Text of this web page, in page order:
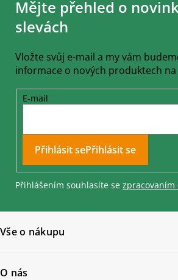
Mějte přehled o
slevách
Vložte svůj e-mail a my vám
informace o nových produktech
E-mail
Přihlásit se
Přihlášením souhlasíte se
Vše o nákupu
O nás